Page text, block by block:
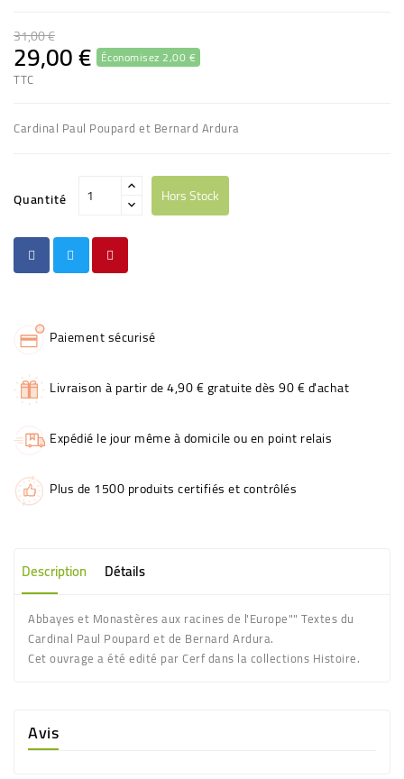
31,00 €
29,00 € Économisez 2,00 €
TTC
Cardinal Paul Poupard et Bernard Ardura
Quantité Hors Stock
Paiement sécurisé
Livraison à partir de 4,90 € gratuite dès 90 € d'achat
Expédié le jour même à domicile ou en point relais
Plus de 1500 produits certifiés et contrôlés
Description Détails
Abbayes et Monastères aux racines de l'Europe"" Textes du
Cardinal Paul Poupard et de Bernard Ardura.
Cet ouvrage a été edité par Cerf dans la collections Histoire.
Avis